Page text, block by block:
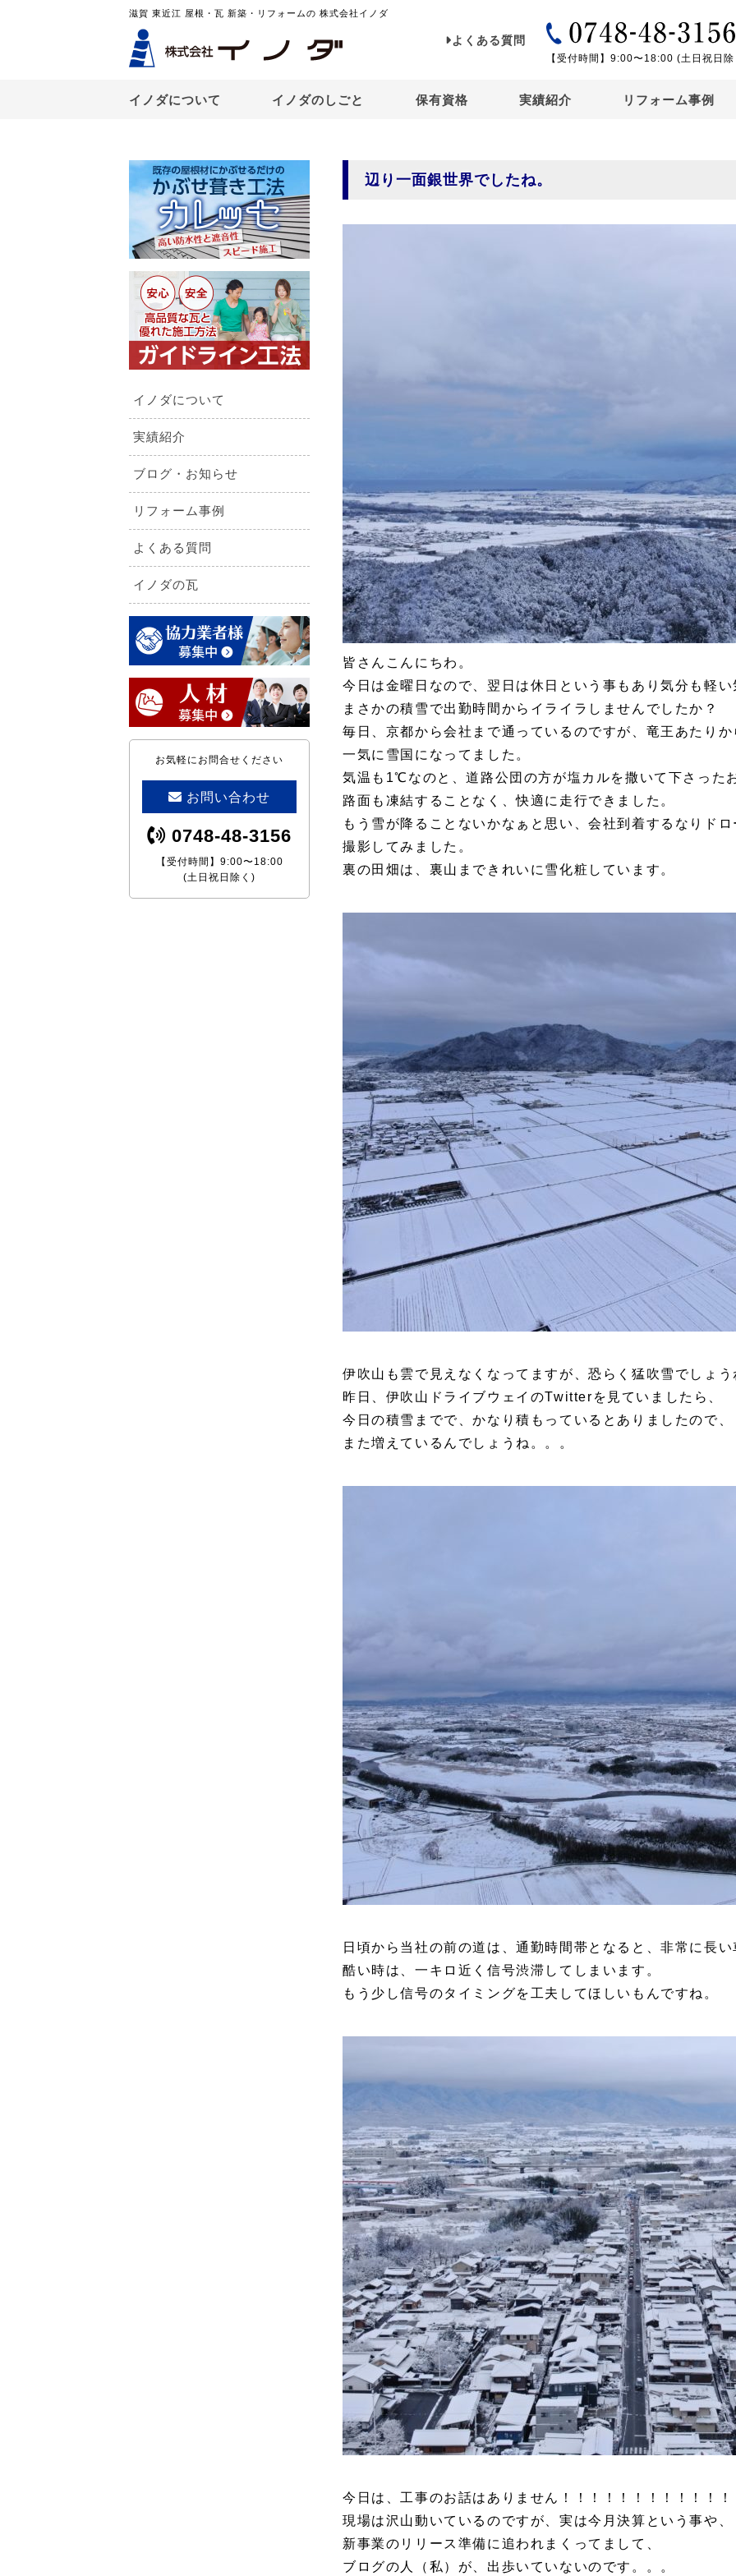
滋賀 東近江 屋根・瓦 新築・リフォームの 株式会社イノダ
よくある質問
【受付時間】9:00〜18:00 (土日祝日
イノダについて イノダのしごと 保有資格 実績紹介 リフォーム事例
辺り一面銀世界でしたね。
皆さんこんにちわ。
今日は金曜日なので、翌日は休日という事もあり気分も軽
まさかの積雪で出勤時間からイライラしませんでしたか？
毎日、京都から会社まで通っているのですが、竜王あたり
一気に雪国になってました。
気温も1℃なのと、道路公団の方が塩カルを撒いて下さった
路面も凍結することなく、快適に走行できました。
もう雪が降ることないかなぁと思い、会社到着するなりド
撮影してみました。
裏の田畑は、裏山まできれいに雪化粧しています。
伊吹山も雲で見えなくなってますが、恐らく猛吹雪でしょう
昨日、伊吹山ドライブウェイのTwitterを見ていましたら、
今日の積雪までで、かなり積もっているとありましたので、
また増えているんでしょうね。。。
日頃から当社の前の道は、通勤時間帯となると、非常に長
酷い時は、一キロ近く信号渋滞してしまいます。
もう少し信号のタイミングを工夫してほしいもんですね。
今日は、工事のお話はありません！！！！！！！！！！！！
現場は沢山動いているのですが、実は今月決算という事や、
新事業のリリース準備に追われまくってまして、
ブログの人（私）が、出歩いていないのです。。。
イノダについて
実績紹介
ブログ・お知らせ
リフォーム事例
よくある質問
イノダの瓦
お気軽にお問合せください
お問い合わせ
0748-48-3156
【受付時間】9:00〜18:00
(土日祝日除く)